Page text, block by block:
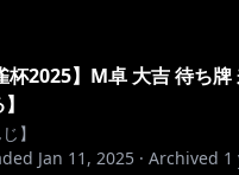
杯2025】M卓 大吉 待ち
】
Jan 11, 2025 · Archived 1